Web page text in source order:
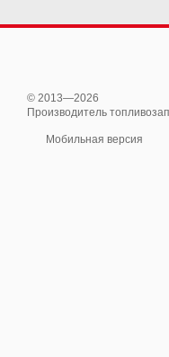
© 2013—2026
Производитель
Мобильная версия